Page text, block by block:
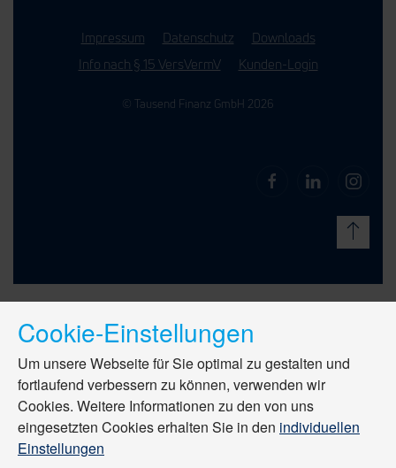
Impressum Datenschutz
Downloads
Info nach § 15 VersVermV
Kunden-Login
© Tausend Finanz GmbH 2026
Cookie-Einstellungen
Um unsere Webseite für Sie optimal zu gestalten und
fortlaufend verbessern zu können, verwenden wir
Cookies. Weitere Informationen zu den von uns
eingesetzten Cookies erhalten Sie in den individuellen
Einstellungen